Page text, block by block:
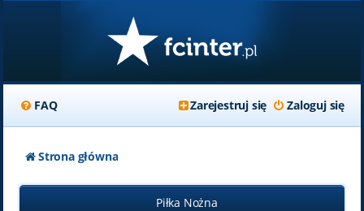
FAQ Zaloguj się
Zarejestruj się
Strona główna
Piłka Nożna